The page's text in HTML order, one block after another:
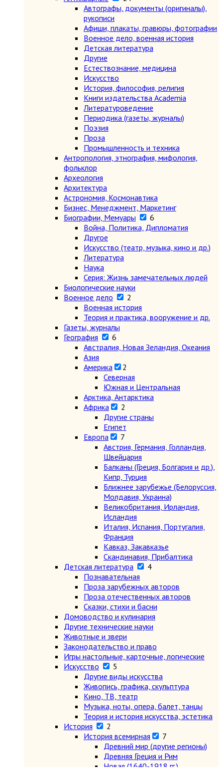
Автографы, документы (оригиналы),
рукописи
Афиши, плакаты, гравюры, фотографии
Военное дело, военная история
Детская литература
Другие
Естествознание, медицина
Искусство
История, философия, религия
Книги издательства Academia
Литературоведение
Периодика (газеты, журналы)
Поэзия
Проза
Промышленность и техника
Антропология, этнография, мифология,
фольклор
Археология
Архитектура
Астрономия, Космонавтика
Бизнес, Менеджмент, Маркетинг
Биографии, Мемуары
6
Война, Политика, Дипломатия
Другое
Искусство (театр, музыка, кино и др.)
Литература
Наука
Серия: Жизнь замечательных людей
Биологические науки
Военное дело
2
Военная история
Теория и практика, вооружение и др.
Газеты, журналы
География
6
Австралия, Новая Зеландия, Океания
Азия
Америка
2
Северная
Южная и Центральная
Арктика, Антарктика
Африка
2
Другие страны
Египет
Европа
7
Австрия, Германия, Голландия,
Швейцария
Балканы (Греция, Болгария и др.),
Кипр, Турция
Ближнее зарубежье (Белоруссия,
Молдавия, Украина)
Великобритания, Ирландия,
Исландия
Италия, Испания, Португалия,
Франция
Кавказ, Закавказье
Скандинавия, Прибалтика
Детская литература
4
Познавательная
Проза зарубежных авторов
Проза отечественных авторов
Сказки, стихи и басни
Домоводство и кулинария
Другие технические науки
Животные и звери
Законодательство и право
Игры настольные, карточные, логические
Искусство
5
Другие виды искусства
Живопись, графика, скульптура
Кино, ТВ, театр
Музыка, ноты, опера, балет, танцы
Теория и история искусства, эстетика
История
2
История всемирная
7
Древний мир (другие регионы)
Древняя Греция и Рим
Новая (1640-1918 гг.)